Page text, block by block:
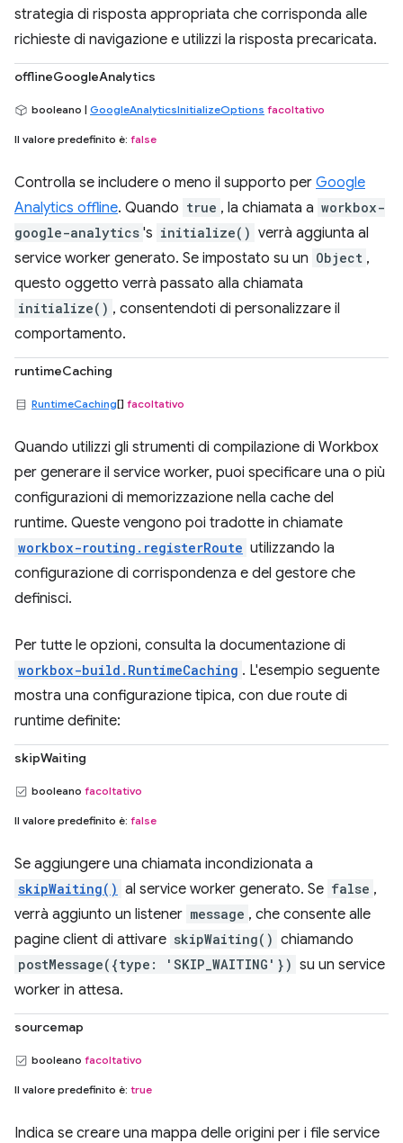
strategia di risposta appropriata che corrisponda alle
richieste di navigazione e utilizzi la risposta precaricata.
offlineGoogleAnalytics
booleano | GoogleAnalyticsInitializeOptions facoltativo
Il valore predefinito è: false
Controlla se includere o meno il supporto per Google
Analytics offline. Quando true , la chiamata a workbox-
google-analytics 's initialize() verrà aggiunta al
service worker generato. Se impostato su un Object ,
questo oggetto verrà passato alla chiamata
initialize() , consentendoti di personalizzare il
comportamento.
runtimeCaching
RuntimeCaching[] facoltativo
Quando utilizzi gli strumenti di compilazione di Workbox
per generare il service worker, puoi specificare una o più
configurazioni di memorizzazione nella cache del
runtime. Queste vengono poi tradotte in chiamate
workbox-routing.registerRoute utilizzando la
configurazione di corrispondenza e del gestore che
definisci.
Per tutte le opzioni, consulta la documentazione di
workbox-build.RuntimeCaching . L'esempio seguente
mostra una configurazione tipica, con due route di
runtime definite:
skipWaiting
booleano facoltativo
Il valore predefinito è: false
Se aggiungere una chiamata incondizionata a
skipWaiting() al service worker generato. Se false ,
verrà aggiunto un listener message , che consente alle
pagine client di attivare skipWaiting() chiamando
postMessage({type: 'SKIP_WAITING'}) su un service
worker in attesa.
sourcemap
booleano facoltativo
Il valore predefinito è: true
Indica se creare una mappa delle origini per i file service